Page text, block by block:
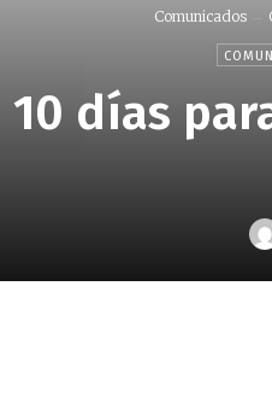
Comunicados
10 días